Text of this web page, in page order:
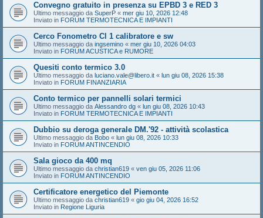
Convegno gratuito in presenza su EPBD 3 e RED 3
Ultimo messaggio da SuperP « mer giu 10, 2026 12:48
Inviato in FORUM TERMOTECNICA E IMPIANTI
Cerco Fonometro Cl 1 calibratore e sw
Ultimo messaggio da ingsemino « mer giu 10, 2026 04:03
Inviato in FORUM ACUSTICA e RUMORE
Quesiti conto termico 3.0
Ultimo messaggio da luciano.vale@libero.it « lun giu 08, 2026 15:38
Inviato in FORUM FINANZIARIA
Conto termico per pannelli solari termici
Ultimo messaggio da Alessandro dg « lun giu 08, 2026 10:43
Inviato in FORUM TERMOTECNICA E IMPIANTI
Dubbio su deroga generale DM.'92 - attività scolastica
Ultimo messaggio da Bobo « lun giu 08, 2026 10:33
Inviato in FORUM ANTINCENDIO
Sala gioco da 400 mq
Ultimo messaggio da christian619 « ven giu 05, 2026 11:06
Inviato in FORUM ANTINCENDIO
Certificatore energetico del Piemonte
Ultimo messaggio da christian619 « gio giu 04, 2026 16:52
Inviato in Regione Liguria